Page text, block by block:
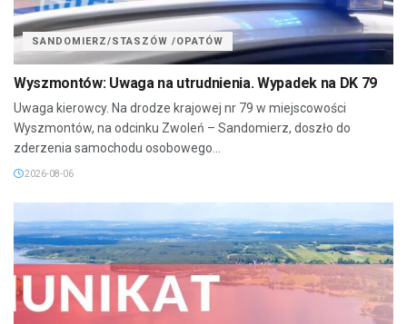
SANDOMIERZ/STASZÓW /OPATÓW
Wyszmontów: Uwaga na utrudnienia. Wypadek na DK 79
Uwaga kierowcy. Na drodze krajowej nr 79 w miejscowości
Wyszmontów, na odcinku Zwoleń – Sandomierz, doszło do
zderzenia samochodu osobowego...
2026-08-06